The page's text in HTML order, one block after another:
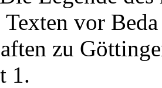
vor
zu
1.